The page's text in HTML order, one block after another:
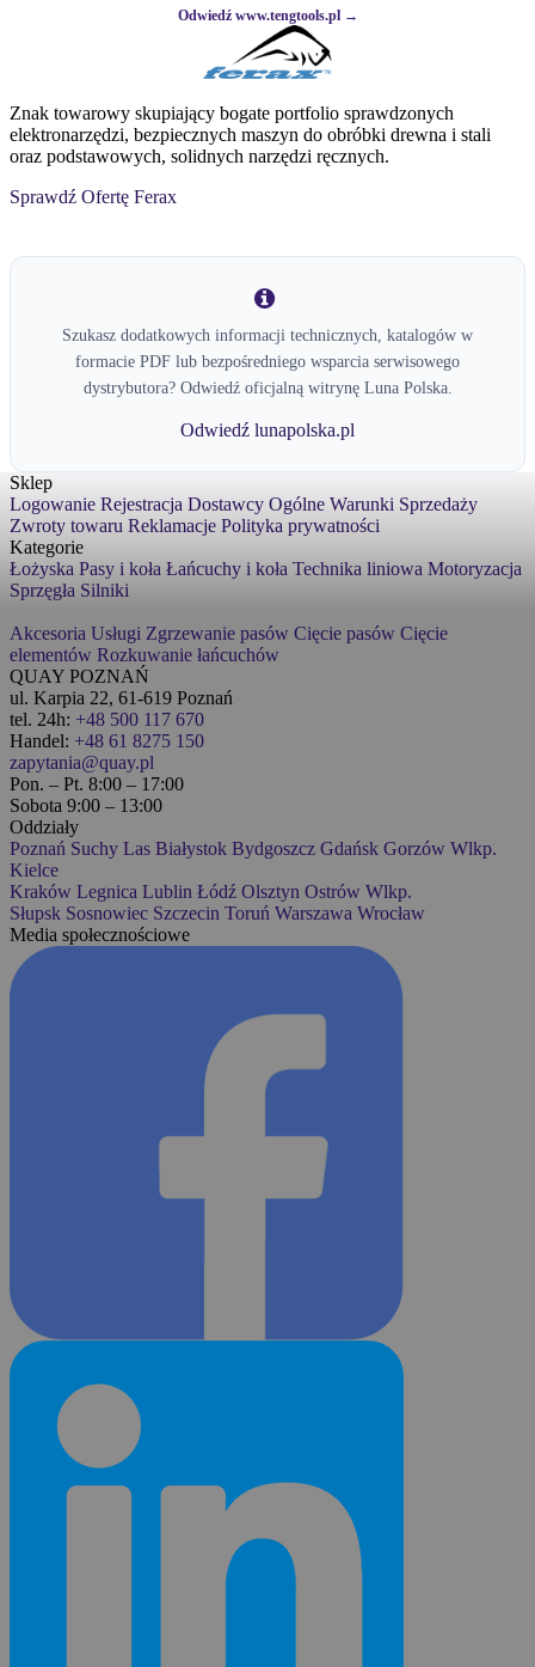
Odwiedź www.tengtools.pl →
Znak towarowy skupiający bogate portfolio sprawdzonych
elektronarzędzi, bezpiecznych maszyn do obróbki drewna i stali
oraz podstawowych, solidnych narzędzi ręcznych.
Sprawdź Ofertę Ferax
Szukasz dodatkowych informacji technicznych, katalogów w
formacie PDF lub bezpośredniego wsparcia serwisowego
dystrybutora? Odwiedź oficjalną witrynę Luna Polska.
Odwiedź lunapolska.pl
Sklep
Logowanie Rejestracja Dostawcy Ogólne Warunki Sprzedaży
Zwroty towaru Reklamacje Polityka prywatności
Kategorie
Łożyska Pasy i koła Łańcuchy i koła Technika liniowa Motoryzacja
Sprzęgła Silniki
Akcesoria Usługi Zgrzewanie pasów Cięcie pasów Cięcie
elementów Rozkuwanie łańcuchów
QUAY POZNAŃ
ul. Karpia 22, 61-619 Poznań
tel. 24h: +48 500 117 670
Handel: +48 61 8275 150
zapytania@quay.pl
Pon. – Pt. 8:00 – 17:00
Sobota 9:00 – 13:00
Oddziały
Poznań Suchy Las Białystok Bydgoszcz Gdańsk Gorzów Wlkp.
Kielce
Kraków Legnica Lublin Łódź Olsztyn Ostrów Wlkp.
Słupsk Sosnowiec Szczecin Toruń Warszawa Wrocław
Media społecznościowe